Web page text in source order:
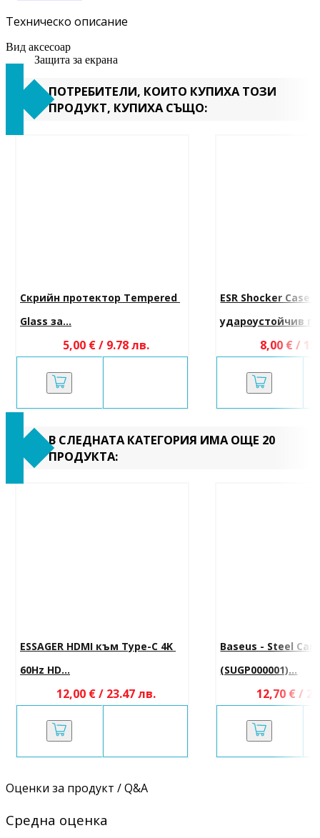
Техническо описание
Вид аксесоар
Защита за екрана
ПОТРЕБИТЕЛИ, КОИТО КУПИХА ТОЗИ
ПРОДУКТ, КУПИХА СЪЩО:
Скрийн протектор Tempered
Glass за...
5,00 € / 9.78 лв.
ESR Shocker Case
удароустойчив
8,00 € /
В СЛЕДНАТА КАТЕГОРИЯ ИМА ОЩЕ 20
ПРОДУКТА:
ESSAGER HDMI към Type-C 4K
60Hz HD...
12,00 € / 23.47 лв.
Baseus - Steel
(SUGP000001)...
12,70 € /
Оценки за продукт / Q&A
Средна оценка